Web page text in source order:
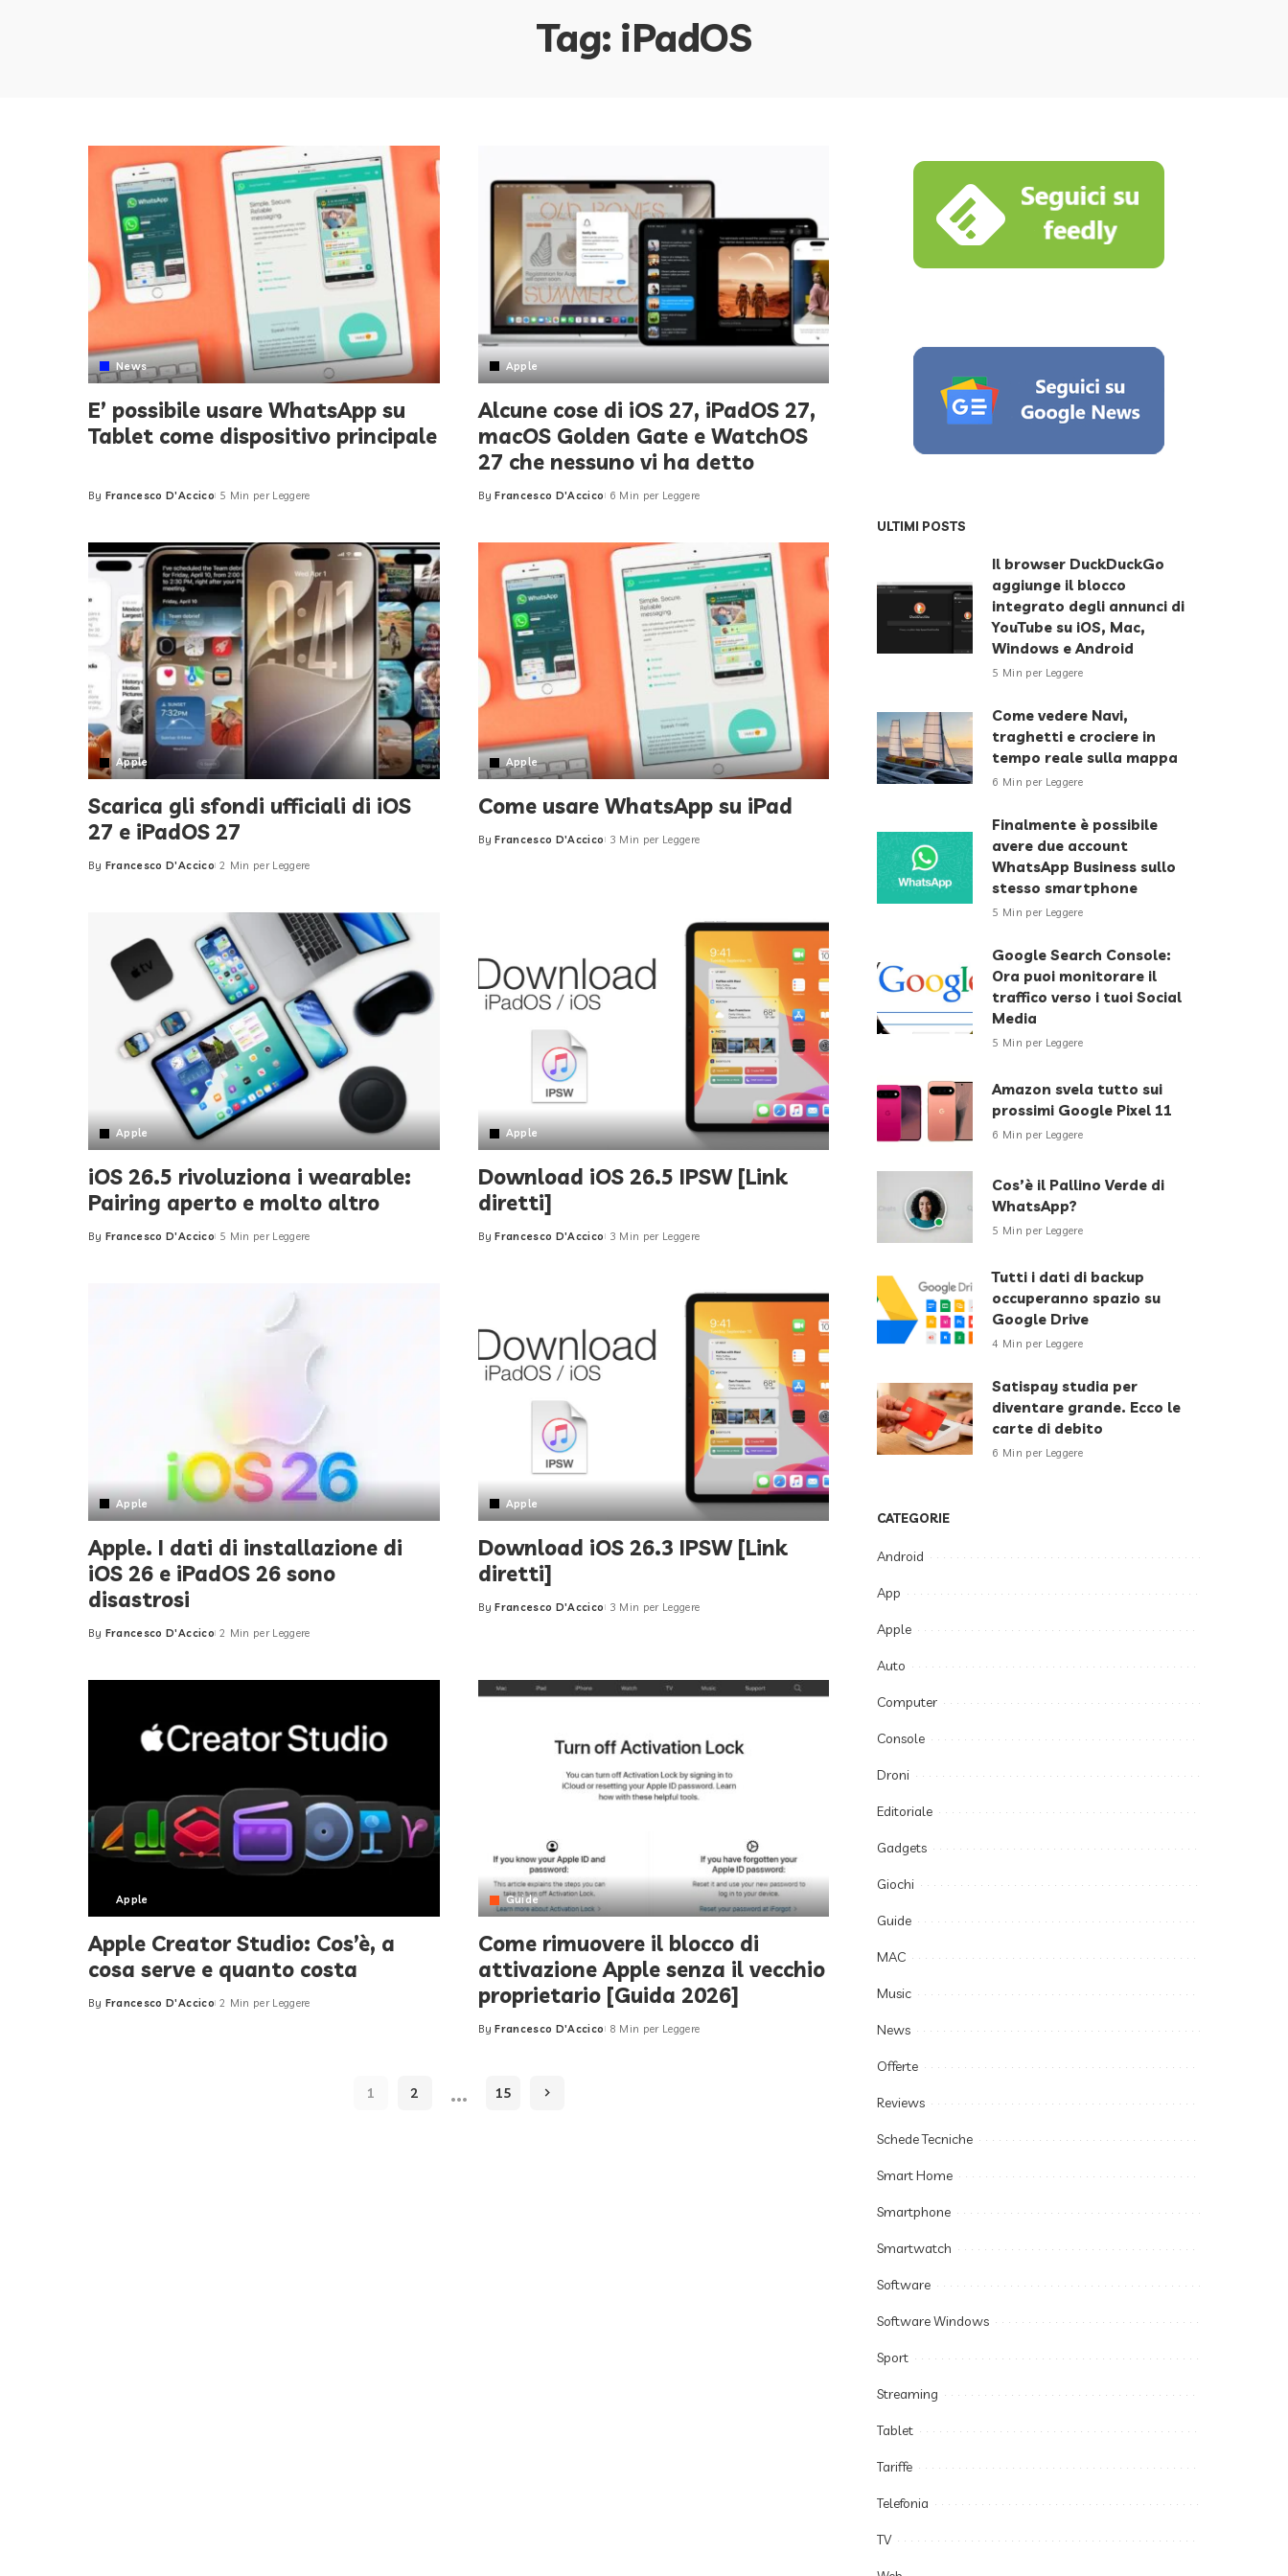
Tag: iPadOS
News
E’ possibile usare WhatsApp su
Tablet come dispositivo principale
Posted
By Francesco D'Accico 5 Min per Leggere
Apple
Alcune cose di iOS 27, iPadOS 27,
macOS Golden Gate e WatchOS
27 che nessuno vi ha detto
Posted
By Francesco D'Accico 6 Min per Leggere
Apple
Scarica gli sfondi ufficiali di iOS
27 e iPadOS 27
Posted
By Francesco D'Accico 2 Min per Leggere
Apple
Come usare WhatsApp su iPad
Posted
By Francesco D'Accico 3 Min per Leggere
Apple
iOS 26.5 rivoluziona i wearable:
Pairing aperto e molto altro
Posted
By Francesco D'Accico 5 Min per Leggere
Apple
Download iOS 26.5 IPSW [Link
diretti]
Posted
By Francesco D'Accico 3 Min per Leggere
Apple
Apple. I dati di installazione di
iOS 26 e iPadOS 26 sono
disastrosi
Posted
By Francesco D'Accico 2 Min per Leggere
Apple
Download iOS 26.3 IPSW [Link
diretti]
Posted
By Francesco D'Accico 3 Min per Leggere
Apple
Apple Creator Studio: Cos’è, a
cosa serve e quanto costa
Posted
By Francesco D'Accico 2 Min per Leggere
Guide
Come rimuovere il blocco di
attivazione Apple senza il vecchio
proprietario [Guida 2026]
Posted
By Francesco D'Accico 8 Min per Leggere
1 2 … 15
ULTIMI POSTS
Il browser DuckDuckGo
aggiunge il blocco
integrato degli annunci di
YouTube su iOS, Mac,
Windows e Android
5 Min per Leggere
Come vedere Navi,
traghetti e crociere in
tempo reale sulla mappa
6 Min per Leggere
Finalmente è possibile
avere due account
WhatsApp Business sullo
stesso smartphone
5 Min per Leggere
Google Search Console:
Ora puoi monitorare il
traffico verso i tuoi Social
Media
5 Min per Leggere
Amazon svela tutto sui
prossimi Google Pixel 11
6 Min per Leggere
Cos’è il Pallino Verde di
WhatsApp?
5 Min per Leggere
Tutti i dati di backup
occuperanno spazio su
Google Drive
4 Min per Leggere
Satispay studia per
diventare grande. Ecco le
carte di debito
6 Min per Leggere
CATEGORIE
Android
App
Apple
Auto
Computer
Console
Droni
Editoriale
Gadgets
Giochi
Guide
MAC
Music
News
Offerte
Reviews
Schede Tecniche
Smart Home
Smartphone
Smartwatch
Software
Software Windows
Sport
Streaming
Tablet
Tariffe
Telefonia
TV